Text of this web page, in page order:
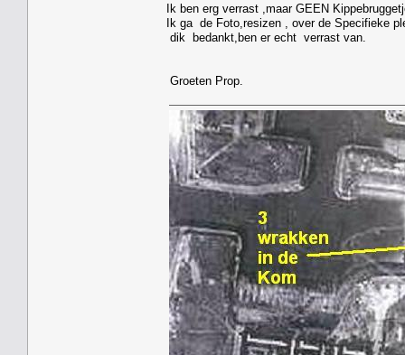
Ik ben erg verrast ,maar GEEN
Ik ga de Foto,resizen , over de Specifieke
dik bedankt,ben er echt verrast van.
Groeten Prop.